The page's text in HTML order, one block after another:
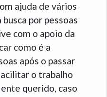
ajuda de vários
por pessoas
com o apoio da
como é a
após o passar
o trabalho
querido, caso